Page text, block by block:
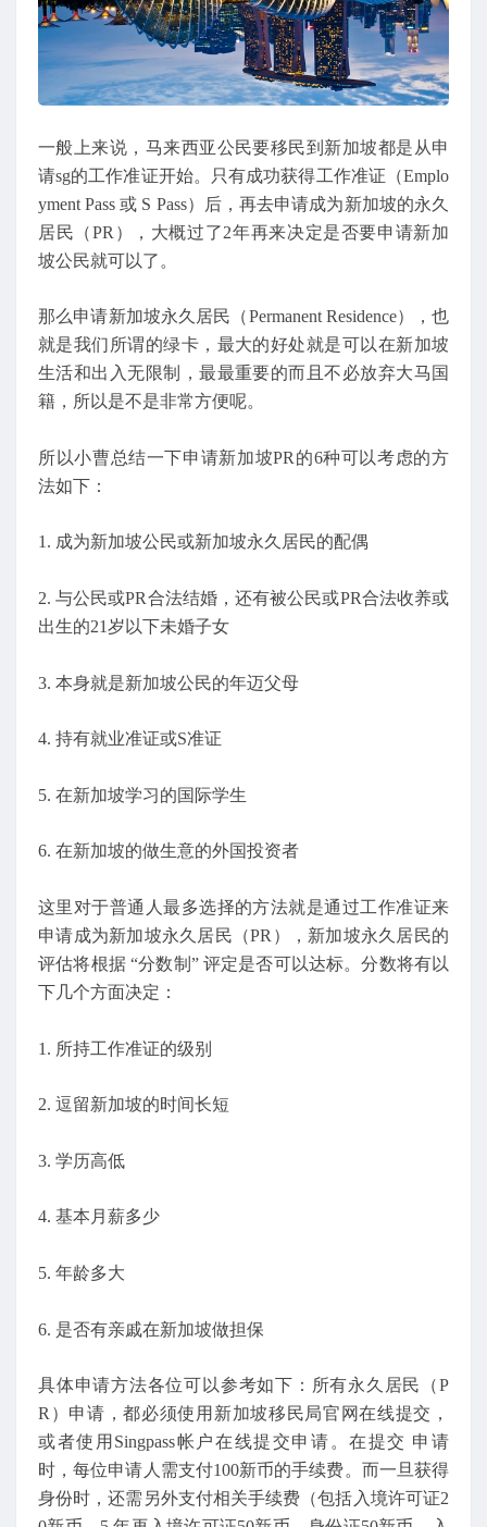
一般上来说，马来西亚公民要移民到新加坡都是从申
请sg的工作准证开始。只有成功获得工作准证（Emplo
yment Pass 或 S Pass）后，再去申请成为新加坡的永久
居民（PR），大概过了2年再来决定是否要申请新加
坡公民就可以了。
那么申请新加坡永久居民（Permanent Residence），也
就是我们所谓的绿卡，最大的好处就是可以在新加坡
生活和出入无限制，最最重要的而且不必放弃大马国
籍，所以是不是非常方便呢。
所以小曹总结一下申请新加坡PR的6种可以考虑的方
法如下：
1. 成为新加坡公民或新加坡永久居民的配偶
2. 与公民或PR合法结婚，还有被公民或PR合法收养或
出生的21岁以下未婚子女
3. 本身就是新加坡公民的年迈父母
4. 持有就业准证或S准证
5. 在新加坡学习的国际学生
6. 在新加坡的做生意的外国投资者
这里对于普通人最多选择的方法就是通过工作准证来
申请成为新加坡永久居民（PR），新加坡永久居民的
评估将根据 “分数制” 评定是否可以达标。分数将有以
下几个方面决定：
1. 所持工作准证的级别
2. 逗留新加坡的时间长短
3. 学历高低
4. 基本月薪多少
5. 年龄多大
6. 是否有亲戚在新加坡做担保
具体申请方法各位可以参考如下：所有永久居民（P
R）申请，都必须使用新加坡移民局官网在线提交，
或者使用Singpass帐户在线提交申请。在提交 申请
时，每位申请人需支付100新币的手续费。而一旦获得
身份时，还需另外支付相关手续费（包括入境许可证2